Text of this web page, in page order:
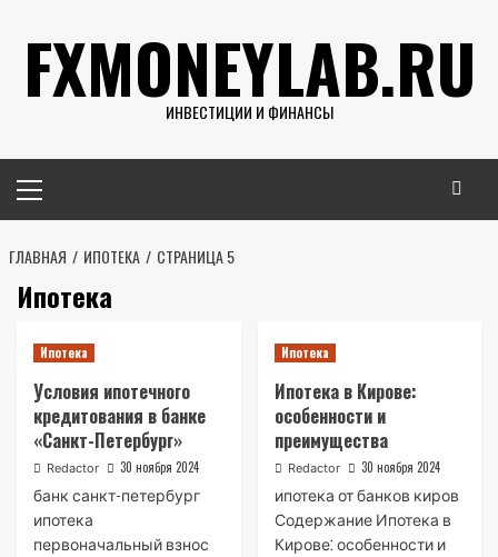
содержимому
FXMONEYLAB.RU
ИНВЕСТИЦИИ И ФИНАНСЫ
меню
ГЛАВНАЯ ИПОТЕКА СТРАНИЦА 5
Ипотека
Ипотека
Условия ипотечного
кредитования в банке
«Санкт-Петербург»
Redactor 30 ноября 2024
банк санкт-петербург
ипотека
первоначальный взнос
Ипотека
Ипотека в Кирове:
особенности и
преимущества
Redactor 30 ноября 2024
ипотека от банков киров
Содержание Ипотека в
Кирове⁚ особенности и